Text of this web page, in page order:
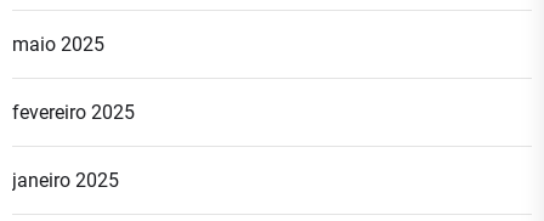
maio 2025
fevereiro 2025
janeiro 2025